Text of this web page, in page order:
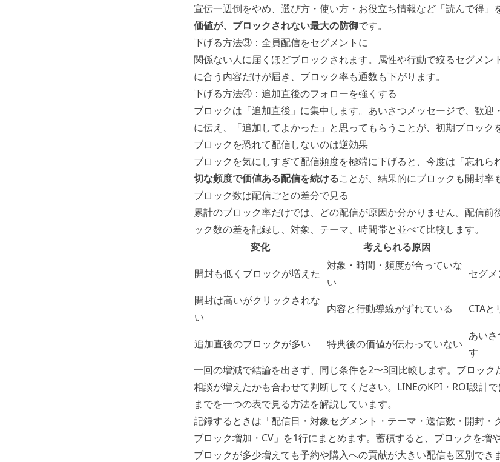
宣伝一辺倒をやめ、選び方・使い方・お役立ち情報など「読んで得」
価値が、ブロックされない最大の防御です。
下げる方法③：全員配信をセグメントに
関係ない人に届くほどブロックされます。属性や行動で絞るセグメン
に合う内容だけが届き、ブロック率も通数も下がります。
下げる方法④：追加直後のフォローを強くする
ブロックは「追加直後」に集中します。 あいさつメッセージで、歓迎
に伝え、「追加してよかった」と思ってもらうことが、初期ブロック
ブロックを恐れて配信しないのは逆効果
ブロックを気にしすぎて配信頻度を極端に下げると、今度は「忘れら
切な頻度で価値ある配信を続けることが、結果的にブロックも開封率
ブロック数は配信ごとの差分で見る
累計のブロック率だけでは、どの配信が原因か分かりません。配信前
ック数の差を記録し、対象、テーマ、時間帯と並べて比較します。
変化
考えられる原因
開封も低くブロックが増えた
対象・時間・頻度が合っていな
い
セグ
開封は高いがクリックされな
い
内容と行動導線がずれている CTAと
追加直後のブロックが多い 特典後の価値が伝わっていない
あい
す
一回の増減で結論を出さず、同じ条件を2〜3回比較します。ブロック
相談が増えたかも合わせて判断してください。 LINEのKPI・ROI設計
までを一つの表で見る方法を解説しています。
記録するときは「配信日・対象セグメント・テーマ・送信数・開封・
ブロック増加・CV」を1行にまとめます。蓄積すると、ブロックを増
ブロックが多少増えても予約や購入への貢献が大きい配信も区別でき